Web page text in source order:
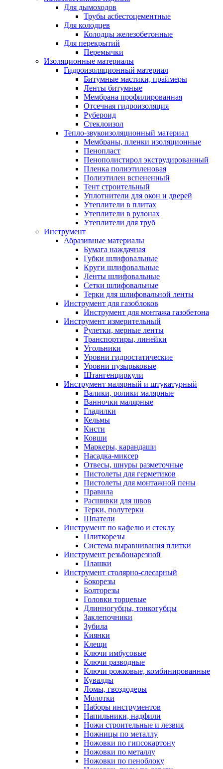
Для дымоходов
Трубы асбестоцементные
Для колодцев
Колодцы железобетонные
Для перекрытий
Перемычки
Изоляционные материалы
Гидроизоляционный материал
Битумные мастики, праймеры
Ленты битумные
Мембрана профилированная
Отсечная гидроизоляция
Рубероид
Стеклоизол
Тепло-звукоизоляционный материал
Мембраны, пленки изоляционные
Пенопласт
Пенополистирол экструдированный
Пленка полиэтиленовая
Полиэтилен вспененный
Тент строительный
Уплотнители для окон и дверей
Утеплители в плитах
Утеплители в рулонах
Утеплители для труб
Инструмент
Абразивные материалы
Бумага наждачная
Губки шлифовальные
Круги шлифовальные
Ленты шлифовальные
Сетки шлифовальные
Терки для шлифовальной ленты
Инструмент для газоблоков
Инструмент для монтажа газобетона
Инструмент измерительный
Рулетки, мерные ленты
Транспортиры, линейки
Угольники
Уровни гидростатические
Уровни пузырьковые
Штангенциркули
Инструмент малярный и штукатурный
Валики, ролики малярные
Ванночки малярные
Гладилки
Кельмы
Кисти
Ковши
Маркеры, карандаши
Насадка-миксер
Отвесы, шнуры разметочные
Пистолеты для герметиков
Пистолеты для монтажной пены
Правила
Расшивки для швов
Терки, полутерки
Шпатели
Инструмент по кафелю и стеклу
Плиткорезы
Система выравнивания плитки
Инструмент резьбонарезной
Плашки
Инструмент столярно-слесарный
Бокорезы
Болторезы
Головки торцевые
Длинногубцы, тонкогубцы
Заклепочники
Зубила
Киянки
Клещи
Ключи имбусовые
Ключи разводные
Ключи рожковые, комбинированные
Кувалды
Ломы, гвоздодеры
Молотки
Наборы инструментов
Напильники, надфили
Ножи строительные и лезвия
Ножницы по металлу
Ножовки по гипсокартону
Ножовки по металлу
Ножовки по пеноблоку